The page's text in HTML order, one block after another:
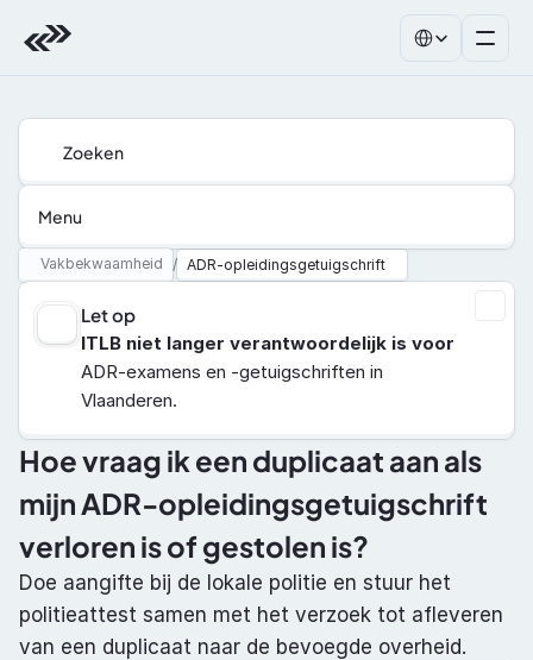
Menu
Zoeken
Vakbekwaamheid / ADR-opleidingsgetuigschrift
Let op
ITLB niet langer verantwoordelijk is voor
ADR-examens en -getuigschriften in
Vlaanderen.
Hoe vraag ik een duplicaat aan als
mijn ADR-opleidingsgetuigschrift
verloren is of gestolen is?
Doe aangifte bij de lokale politie en stuur het
politieattest samen met het verzoek tot afleveren
van een duplicaat naar de bevoegde overheid.